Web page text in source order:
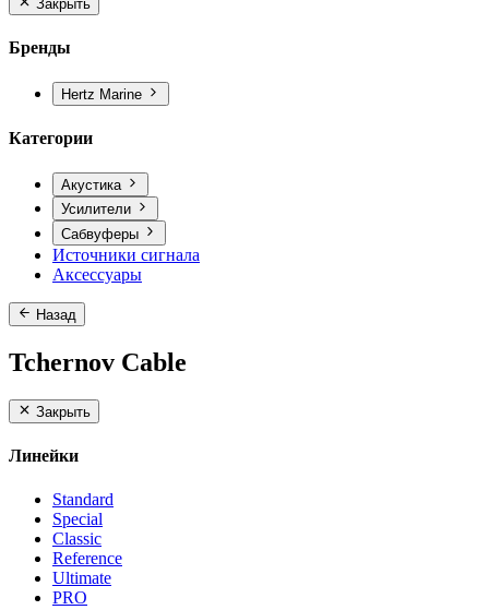
Закрыть
Бренды
Hertz Marine
Категории
Акустика
Усилители
Сабвуферы
Источники сигнала
Аксессуары
Назад
Tchernov Cable
Закрыть
Линейки
Standard
Special
Classic
Reference
Ultimate
PRO